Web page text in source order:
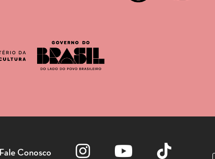
Fale Conosco